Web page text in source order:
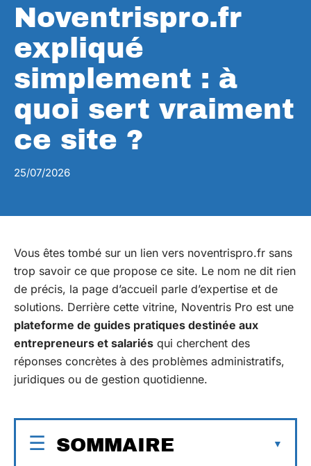
Noventrispro.fr
expliqué
simplement : à
quoi sert vraiment
ce site ?
25/07/2026
Vous êtes tombé sur un lien vers noventrispro.fr sans
trop savoir ce que propose ce site. Le nom ne dit rien
de précis, la page d’accueil parle d’expertise et de
solutions. Derrière cette vitrine, Noventris Pro est une
plateforme de guides pratiques destinée aux
entrepreneurs et salariés qui cherchent des
réponses concrètes à des problèmes administratifs,
juridiques ou de gestion quotidienne.
SOMMAIRE